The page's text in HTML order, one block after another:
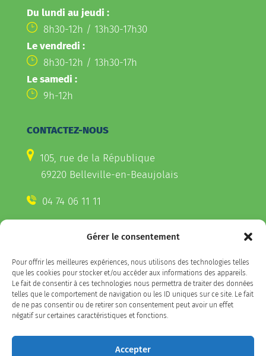
Gérer le consentement
Pour offrir les meilleures expériences, nous utilisons des technologies telles
que les cookies pour stocker et/ou accéder aux informations des appareils.
Le fait de consentir à ces technologies nous permettra de traiter des données
telles que le comportement de navigation ou les ID uniques sur ce site. Le fait
de ne pas consentir ou de retirer son consentement peut avoir un effet
négatif sur certaines caractéristiques et fonctions.
Accepter
Du lundi au jeudi :
8h30-12h / 13h30-17h30
Le vendredi :
8h30-12h / 13h30-17h
Le samedi :
9h-12h
CONTACTEZ-NOUS
105, rue de la République
69220 Belleville-en-Beaujolais
04 74 06 11 11
CONTACTEZ-NOUS
Télécharger l'appli Belleville
sur votre smartphone